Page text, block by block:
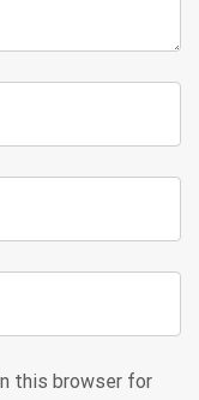
this browser for